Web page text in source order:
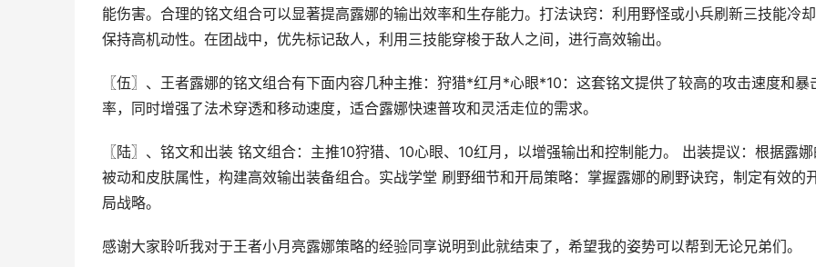
能伤害。合理的铭文组合可以显著提高露娜的输出效率和生存能力。打法诀窍：利用野怪或小兵刷新三技能冷却
保持高机动性。在团战中，优先标记敌人，利用三技能穿梭于敌人之间，进行高效输出。
〖伍〗、王者露娜的铭文组合有下面内容几种主推：狩猎*红月*心眼*10：这套铭文提供了较高的攻击速度和暴
率，同时增强了法术穿透和移动速度，适合露娜快速普攻和灵活走位的需求。
〖陆〗、铭文和出装 铭文组合：主推10狩猎、10心眼、10红月，以增强输出和控制能力。 出装提议：根据露娜
被动和皮肤属性，构建高效输出装备组合。实战学堂 刷野细节和开局策略：掌握露娜的刷野诀窍，制定有效的
局战略。
感谢大家聆听我对于王者小月亮露娜策略的经验同享说明到此就结束了，希望我的姿势可以帮到无论兄弟们。